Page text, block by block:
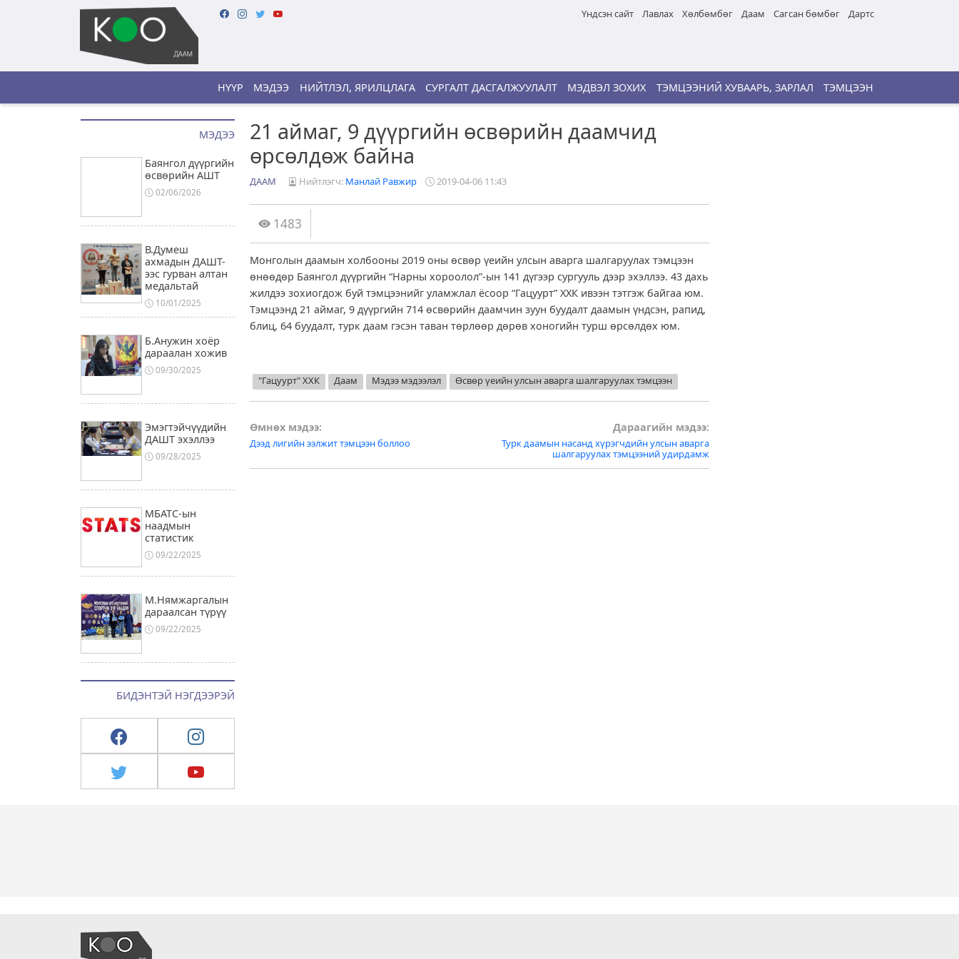
Үндсэн сайт Лавлах Хөлбөмбөг Даам Сагсан бөмбөг Дартс
НҮҮР МЭДЭЭ НИЙТЛЭЛ, ЯРИЛЦЛАГА СУРГАЛТ ДАСГАЛЖУУЛАЛТ МЭДВЭЛ ЗОХИХ ТЭМЦЭЭНИЙ ХУВААРЬ, ЗАРЛАЛ ТЭМЦЭЭН
МЭДЭЭ
Баянгол дүүргийн
өсвөрийн АШТ
02/06/2026
В.Думеш
ахмадын ДАШТ-
ээс гурван алтан
медальтай
10/01/2025
Б.Анужин хоёр
дараалан хожив
09/30/2025
Эмэгтэйчүүдийн
ДАШТ эхэллээ
09/28/2025
МБАТС-ын
наадмын
статистик
09/22/2025
М.Нямжаргалын
дараалсан түрүү
09/22/2025
БИДЭНТЭЙ НЭГДЭЭРЭЙ
21 аймаг, 9 дүүргийн өсвөрийн даамчид
өрсөлдөж байна
ДААМ Нийтлэгч: Манлай Равжир 2019-04-06 11:43
1483
Монголын даамын холбооны 2019 оны өсвөр үеийн улсын аварга шалгаруулах тэмцээн
өнөөдөр Баянгол дүүргийн “Нарны хороолол”-ын 141 дүгээр сургууль дээр эхэллээ. 43 дахь
жилдээ зохиогдож буй тэмцээнийг уламжлал ёсоор “Гацуурт” ХХК ивээн тэтгэж байгаа юм.
Тэмцээнд 21 аймаг, 9 дүүргийн 714 өсвөрийн даамчин зуун буудалт даамын үндсэн, рапид,
блиц, 64 буудалт, турк даам гэсэн таван төрлөөр дөрөв хоногийн турш өрсөлдөх юм.
"Гацуурт" ХХК Даам Мэдээ мэдээлэл Өсвөр үеийн улсын аварга шалгаруулах тэмцээн
Post
navigation
Өмнөх мэдээ:
Дээд лигийн ээлжит тэмцээн боллоо
Дараагийн мэдээ:
Турк даамын насанд хүрэгчдийн улсын аварга
шалгаруулах тэмцээний удирдамж